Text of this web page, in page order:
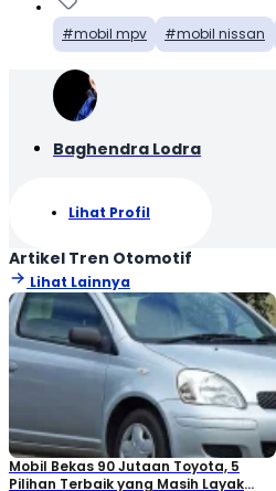
mobil mpv mobil nissan
Baghendra Lodra
Lihat Profil
Artikel Tren Otomotif
Lihat Lainnya
Mobil Bekas 90 Jutaan Toyota, 5
Pilihan Terbaik yang Masih Layak